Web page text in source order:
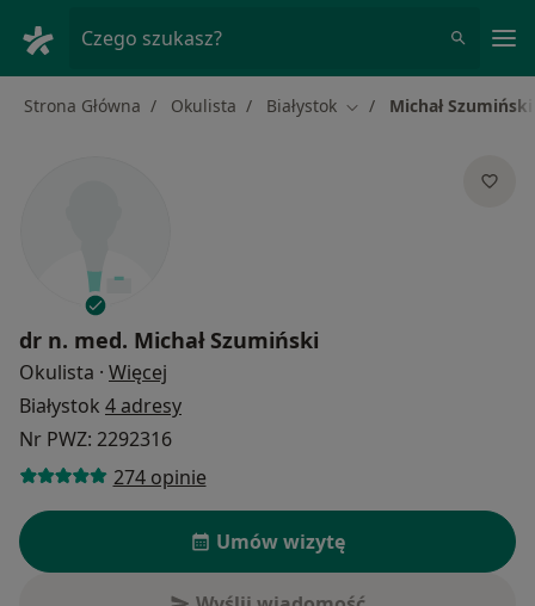
Czego szukasz?
Strona Główna Okulista Białystok Zmień miasto
Michał Szumiński
dr n. med. Michał Szumiński
Okulista · Więcej
Białystok 4 adresy
Nr PWZ: 2292316
274 opinie
Umów wizytę